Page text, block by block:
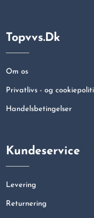
Topvvs.dk
Om os
Privatlivs - og
Handelsbetingelser
Kundeservice
Levering
Returnering